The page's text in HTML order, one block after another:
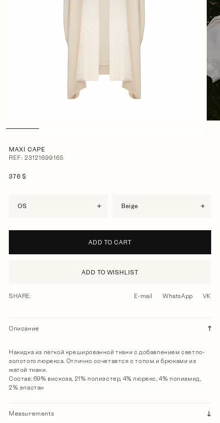
MAXI CAPE
REF: 23121699165
376 $
OS beige
ADD TO CART
ADD TO WISHLIST
SHARE: E-mail WhatsApp VK
Описание
Накидка из легкой крешированной ткани с добавлением светло-
золотого люрекса. Отлично сочетается с топом и брюками из
жатой ткани.
Состав: 69% вискоза, 21% полиэстер, 4% люрекс, 4% полиамид,
2% эластан
Measurements